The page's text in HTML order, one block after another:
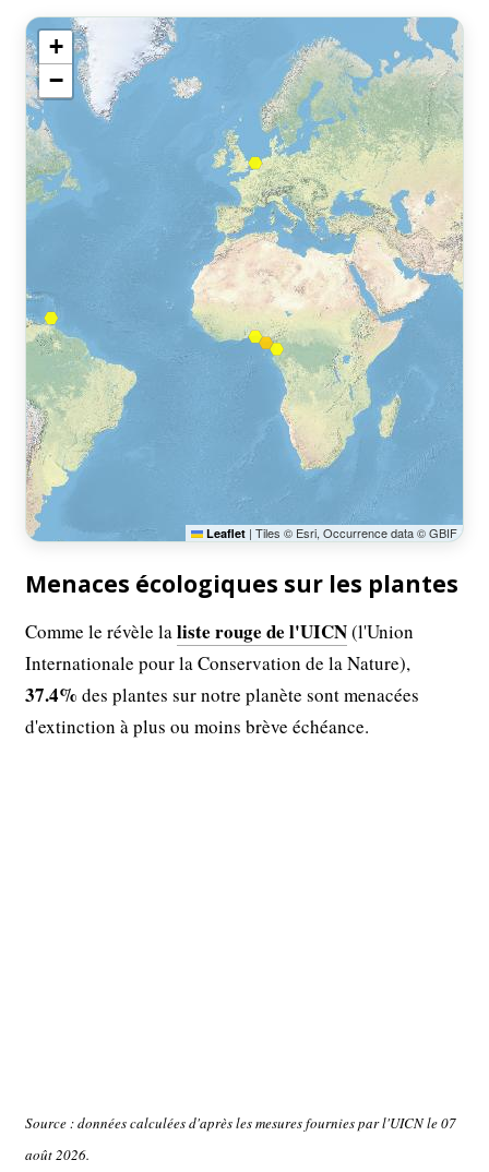
+
−
Leaflet | Tiles © Esri, Occurrence data © GBIF
Menaces écologiques sur les plantes
Comme le révèle laliste rouge de l'UICN(l'Union
Internationale pour la Conservation de la Nature),
37.4% des plantes sur notre planète sont menacées
d'extinction à plus ou moins brève échéance.
Source : données calculées d'après les mesures fournies par l'UICN le 07
août 2026.